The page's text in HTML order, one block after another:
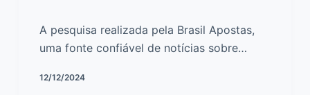
A pesquisa realizada pela Brasil Apostas,
uma fonte confiável de notícias sobre…
12/12/2024